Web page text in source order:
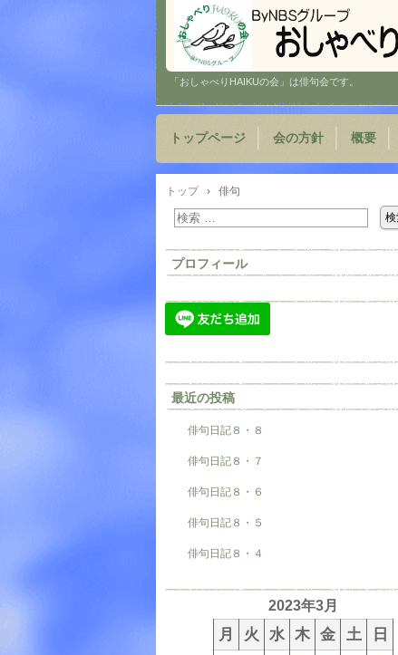
「おしゃべりHAIKUの会」は俳句会です。
トップページ 会の方針 概要
トップ › 俳句
プロフィール
最近の投稿
俳句日記８・８
俳句日記８・７
俳句日記８・６
俳句日記８・５
俳句日記８・４
2023年3月
月 火 水 木 金 土
日